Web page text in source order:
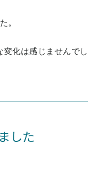
。
化は感じませんでし
した